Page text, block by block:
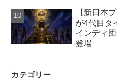
【新日本
が4代目タ
インディ
登場
カテゴリー